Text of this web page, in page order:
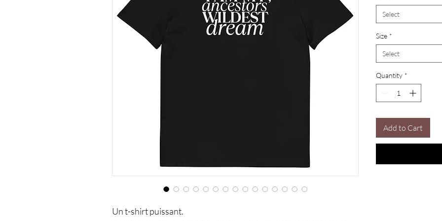
Un t-shirt puissant.
Select
Size *
Select
Quantity *
Add to Cart